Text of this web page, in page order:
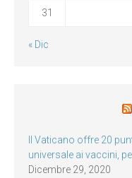
31
« Dic
Il Vaticano offre 20
universale ai vaccini,
Dicembre 29, 2020